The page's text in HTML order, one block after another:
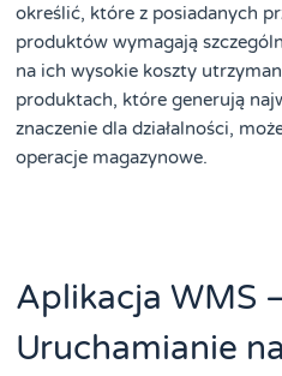
określić, które z posiadanych
produktów wymagają
na ich wysokie koszty
produktach, które generują
znaczenie dla działalności,
operacje magazynowe.
Aplikacja WMS
Uruchamianie